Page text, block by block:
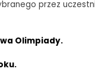
przez
Olimpiady.